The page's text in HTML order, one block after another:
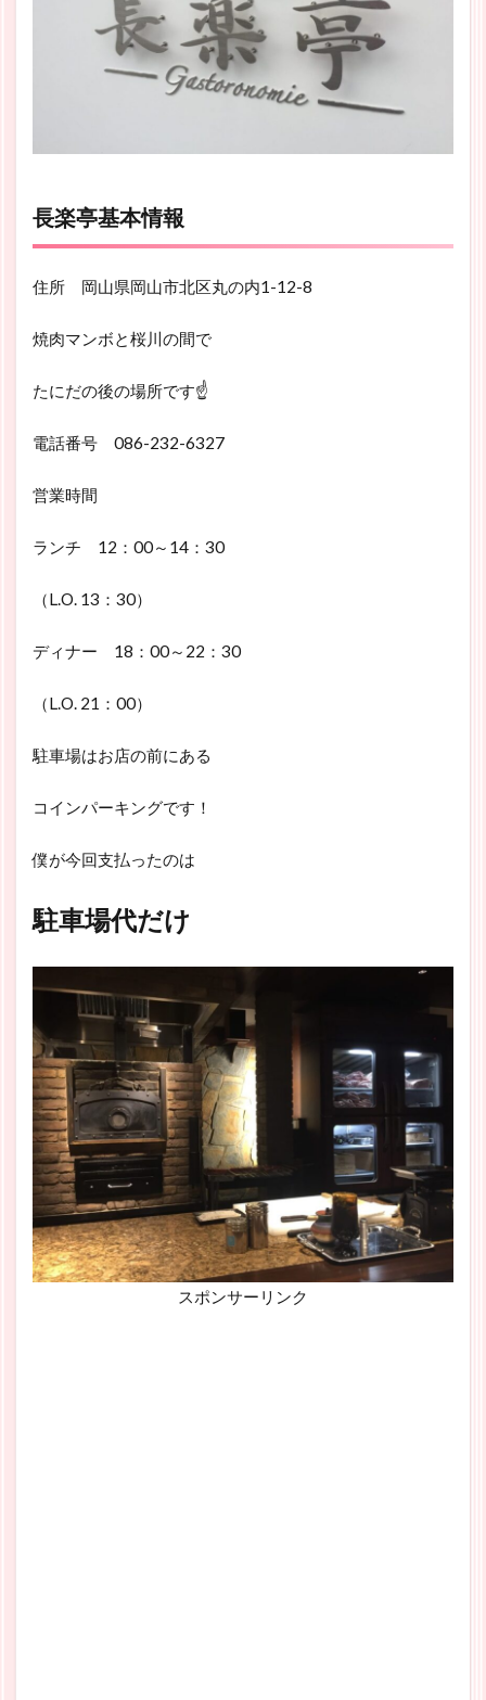
長楽亭基本情報
住所 岡山県岡山市北区丸の内1-12-8
焼肉マンボと桜川の間で
たにだの後の場所です☝
電話番号 086-232-6327
営業時間
ランチ 12：00～14：30
（L.O. 13：30）
ディナー 18：00～22：30
（L.O. 21：00）
駐車場はお店の前にある
コインパーキングです！
僕が今回支払ったのは
駐車場代だけ
スポンサーリンク